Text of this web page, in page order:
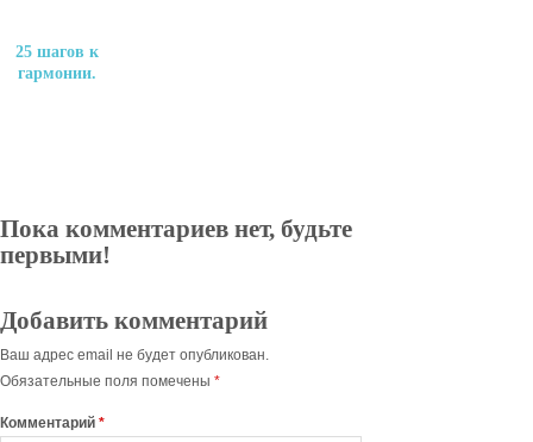
25 шагов к
гармонии.
Пока комментариев нет, будьте
первыми!
Добавить комментарий
Ваш адрес email не будет опубликован.
Обязательные поля помечены *
Комментарий *